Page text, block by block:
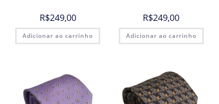
R$249,00
Adicionar ao carrinho
R$249,00
Adicionar ao carrinho